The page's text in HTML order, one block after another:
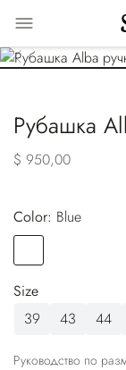
Рубашка
$ 950,00
Color:
blue
Size
39
43 44
Руководство по